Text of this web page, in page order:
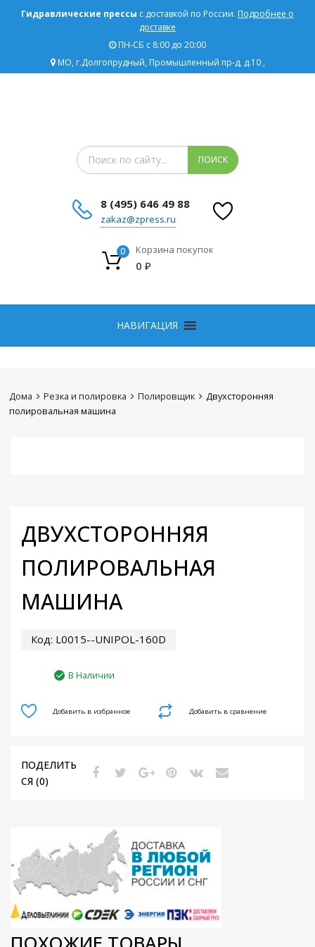
Гидравлические прессы с доставкой по России. Подробнее о
доставке
ПН-СБ с 8:00 до 20:00
МО, г.Долгопрудный, Промышленный пр-д, д.10 ,
Поиск товаров
ПОИСК
8 (495) 646 49 88
zakaz@zpress.ru
Корзина покупок
0 ₽
0
НАВИГАЦИЯ
Дома Резка и полировка Полировщик
Двухсторонняя
полировальная машина
ДВУХСТОРОННЯЯ
ПОЛИРОВАЛЬНАЯ
МАШИНА
Код: L0015--UNIPOL-160D
В Наличии
Добавить в сравнение
Добавить в избранное
ПОДЕЛИТЬ
СЯ (0)